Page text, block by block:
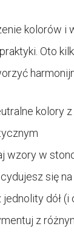
kolorów i
Oto
kolory
wzory w
się
dół (i
z